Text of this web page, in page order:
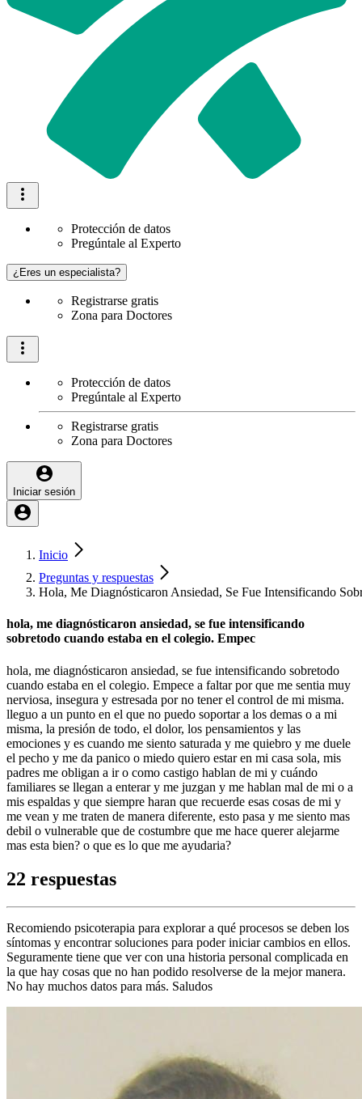
Protección de datos
Pregúntale al Experto
¿Eres un especialista?
Registrarse gratis
Zona para Doctores
Protección de datos
Pregúntale al Experto
Registrarse gratis
Zona para Doctores
Iniciar sesión
Inicio
Preguntas y respuestas
Hola, Me Diagnósticaron Ansiedad, Se Fue Intensificando
hola, me diagnósticaron ansiedad, se fue intensificando
sobretodo cuando estaba en el colegio. Empec
hola, me diagnósticaron ansiedad, se fue intensificando sobretodo
cuando estaba en el colegio. Empece a faltar por que me sentia muy
nerviosa, insegura y estresada por no tener el control de mi misma.
lleguo a un punto en el que no puedo soportar a los demas o a mi
misma, la presión de todo, el dolor, los pensamientos y las
emociones y es cuando me siento saturada y me quiebro y me duele
el pecho y me da panico o miedo quiero estar en mi casa sola, mis
padres me obligan a ir o como castigo hablan de mi y cuándo
familiares se llegan a enterar y me juzgan y me hablan mal de mi o a
mis espaldas y que siempre haran que recuerde esas cosas de mi y
me vean y me traten de manera diferente, esto pasa y me siento mas
debil o vulnerable que de costumbre que me hace querer alejarme
mas esta bien? o que es lo que me ayudaria?
22 respuestas
Recomiendo psicoterapia para explorar a qué procesos se deben los
síntomas y encontrar soluciones para poder iniciar cambios en ellos.
Seguramente tiene que ver con una historia personal complicada en
la que hay cosas que no han podido resolverse de la mejor manera.
No hay muchos datos para más. Saludos